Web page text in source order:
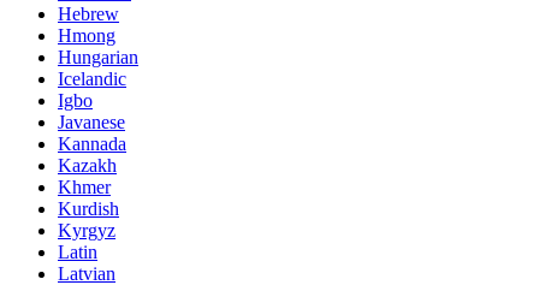
Hebrew
Hmong
Hungarian
Icelandic
Igbo
Javanese
Kannada
Kazakh
Khmer
Kurdish
Kyrgyz
Latin
Latvian